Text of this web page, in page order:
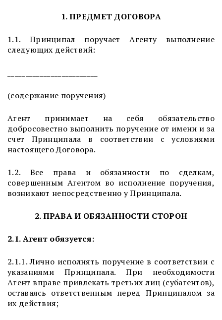
1. ПРЕДМЕТ ДОГОВОРА
1.1. Принципал поручает Агенту выполнение
следующих действий:
(содержание поручения)
Агент принимает на себя обязательство
добросовестно выполнить поручение от имени и за
счет Принципала в соответствии с условиями
настоящего Договора.
1.2. Все права и обязанности по сделкам,
совершенным Агентом во исполнение поручения,
возникают непосредственно у Принципала.
2. ПРАВА И ОБЯЗАННОСТИ СТОРОН
2.1. Агент обязуется:
2.1.1. Лично исполнять поручение в соответствии с
указаниями Принципала. При необходимости
Агент вправе привлекать третьих лиц (субагентов),
оставаясь ответственным перед Принципалом за
их действия;